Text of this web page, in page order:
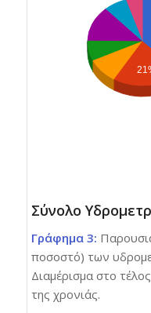
Σύνολο
Γράφημα 3:
ποσοστό) των
Διαμέρισμα στο
της χρονιάς.